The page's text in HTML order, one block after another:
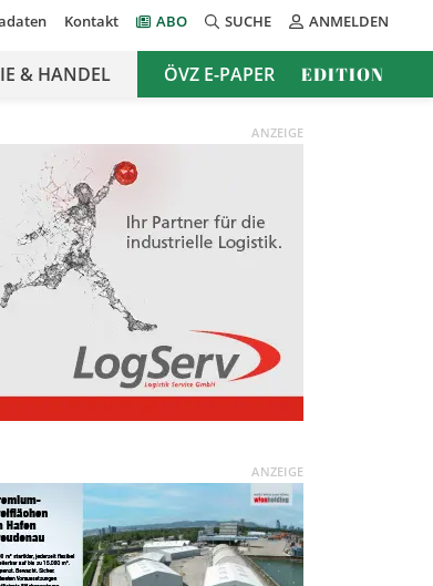
Kontakt ABO SUCHE ANMELDEN
& HANDEL ÖVZ E-PAPER EDITION
ANZEIGE
ANZEIGE